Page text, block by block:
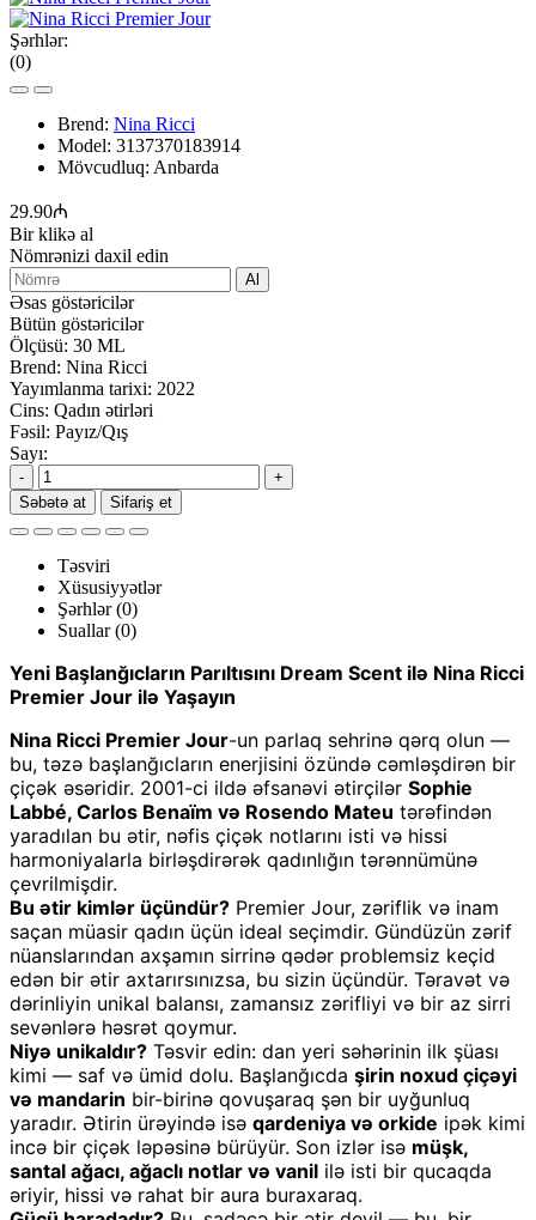
Şərhlər:
(0)
Brend: Nina Ricci
Model: 3137370183914
Mövcudluq: Anbarda
29.90₼
Bir klikə al
Nömrənizi daxil edin
Al
Əsas göstəricilər
Bütün göstəricilər
Ölçüsü: 30 ML
Brend: Nina Ricci
Yayımlanma tarixi: 2022
Cins: Qadın ətirləri
Fəsil: Payız/Qış
Sayı:
-
+
Səbətə at
Sifariş et
Təsviri
Xüsusiyyətlər
Şərhlər (0)
Suallar (0)
Yeni Başlanğıcların Parıltısını Dream Scent ilə Nina Ricci
Premier Jour ilə Yaşayın
Nina Ricci Premier Jour-un parlaq sehrinə qərq olun —
bu, təzə başlanğıcların enerjisini özündə cəmləşdirən bir
çiçək əsəridir. 2001-ci ildə əfsanəvi ətirçilər Sophie
Labbé, Carlos Benaïm və Rosendo Mateu tərəfindən
yaradılan bu ətir, nəfis çiçək notlarını isti və hissi
harmoniyalarla birləşdirərək qadınlığın tərənnümünə
çevrilmişdir.
Bu ətir kimlər üçündür? Premier Jour, zəriflik və inam
saçan müasir qadın üçün ideal seçimdir. Gündüzün zərif
nüanslarından axşamın sirrinə qədər problemsiz keçid
edən bir ətir axtarırsınızsa, bu sizin üçündür. Təravət və
dərinliyin unikal balansı, zamansız zərifliyi və bir az sirri
sevənlərə həsrət qoymur.
Niyə unikaldır? Təsvir edin: dan yeri səhərinin ilk şüası
kimi — saf və ümid dolu. Başlanğıcda şirin noxud çiçəyi
və mandarin bir-birinə qovuşaraq şən bir uyğunluq
yaradır. Ətirin ürəyində isə qardeniya və orkide ipək kimi
incə bir çiçək ləpəsinə bürüyür. Son izlər isə müşk,
santal ağacı, ağaclı notlar və vanil ilə isti bir qucaqda
əriyir, hissi və rahat bir aura buraxaraq.